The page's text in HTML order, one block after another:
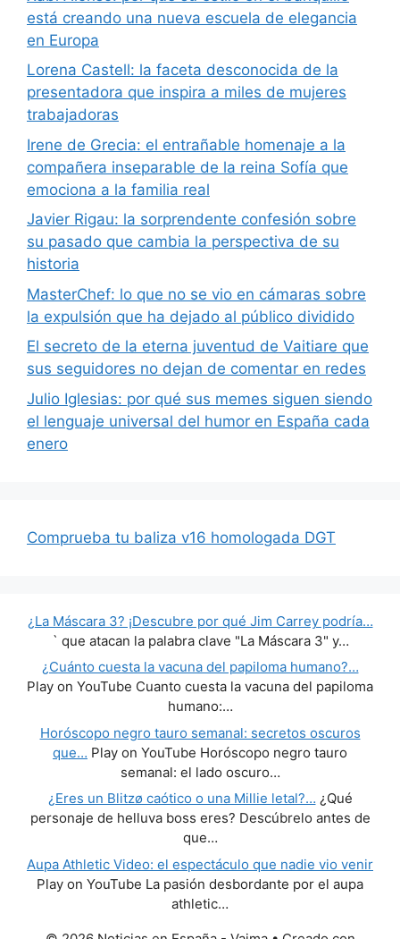
está creando una nueva escuela de elegancia
en Europa
Lorena Castell: la faceta desconocida de la
presentadora que inspira a miles de mujeres
trabajadoras
Irene de Grecia: el entrañable homenaje a la
compañera inseparable de la reina Sofía que
emociona a la familia real
Javier Rigau: la sorprendente confesión sobre
su pasado que cambia la perspectiva de su
historia
MasterChef: lo que no se vio en cámaras sobre
la expulsión que ha dejado al público dividido
El secreto de la eterna juventud de Vaitiare que
sus seguidores no dejan de comentar en redes
Julio Iglesias: por qué sus memes siguen siendo
el lenguaje universal del humor en España cada
enero
Comprueba tu baliza v16 homologada DGT
¿La Máscara 3? ¡Descubre por qué Jim Carrey podría…
` que atacan la palabra clave "La Máscara 3" y…
¿Cuánto cuesta la vacuna del papiloma humano?…
Play on YouTube Cuanto cuesta la vacuna del papiloma
humano:…
Horóscopo negro tauro semanal: secretos oscuros
que… Play on YouTube Horóscopo negro tauro
semanal: el lado oscuro…
¿Eres un Blitzø caótico o una Millie letal?… ¿Qué
personaje de helluva boss eres? Descúbrelo antes de
que…
Aupa Athletic Video: el espectáculo que nadie vio venir
Play on YouTube La pasión desbordante por el aupa
athletic…